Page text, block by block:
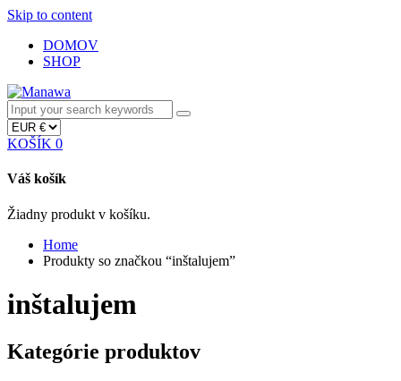
Skip to content
DOMOV
SHOP
KOŠÍK 0
Váš košík
Žiadny produkt v košíku.
Home
Produkty so značkou “inštalujem”
inštalujem
Kategórie produktov